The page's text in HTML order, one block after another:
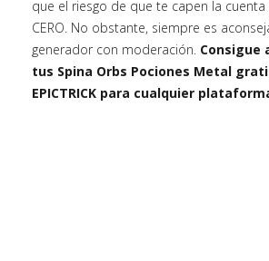
que el riesgo de que te capen la cuenta
CERO. No obstante, siempre es
generador con moderación. Consigue
tus Spina Orbs Pociones Metal
EPICTRICK para cualquier